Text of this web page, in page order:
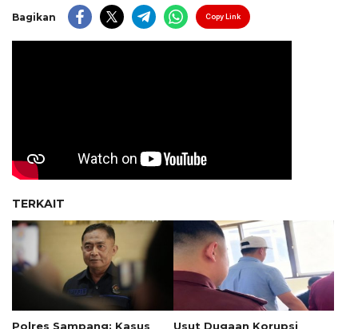
Bagikan Copy Link
TERKAIT
Polres Sampang: Kasus Usut Dugaan Korupsi